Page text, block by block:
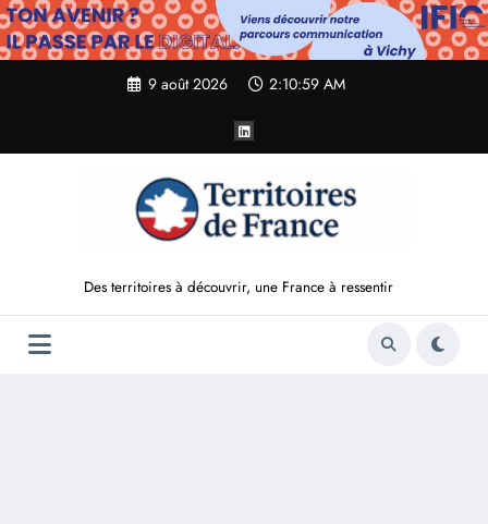
Aller
au
contenu
9 août 2026 2:11:00 AM
Des territoires à découvrir, une France à ressentir